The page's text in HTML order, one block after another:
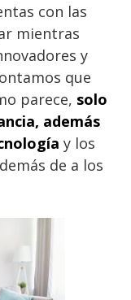
con las
mientras
y
que
parece, solo
además
y los
de a los